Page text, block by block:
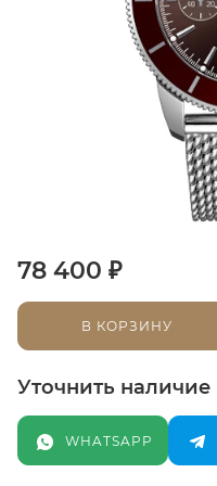
78 400 ₽
В КОРЗИНУ
Уточнить наличие
WHATSAPP